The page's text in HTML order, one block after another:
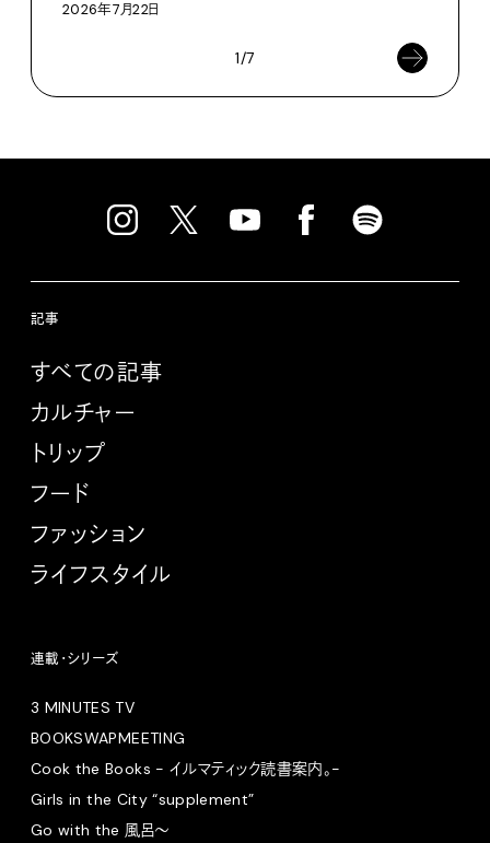
2026年7月22日
1/7
記事
すべての記事
カルチャー
トリップ
フード
ファッション
ライフスタイル
連載・シリーズ
3 MINUTES TV
BOOKSWAPMEETING
Cook the Books - イルマティック読書案内。-
Girls in the City “supplement”
Go with the 風呂〜